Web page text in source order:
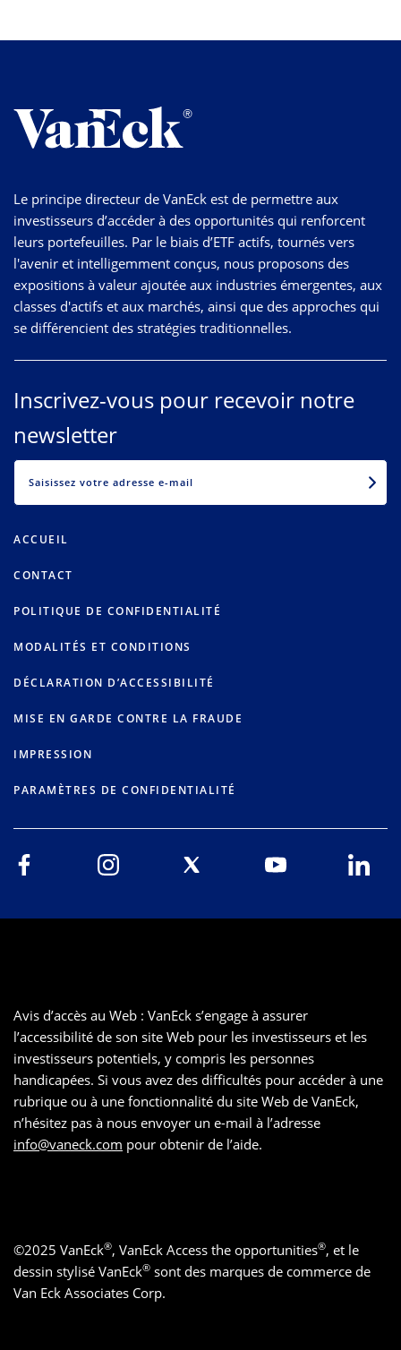
Le principe directeur de VanEck est de permettre aux
investisseurs d’accéder à des opportunités qui renforcent
leurs portefeuilles. Par le biais d’ETF actifs, tournés vers
l'avenir et intelligemment conçus, nous proposons des
expositions à valeur ajoutée aux industries émergentes, aux
classes d'actifs et aux marchés, ainsi que des approches qui
se différencient des stratégies traditionnelles.
Inscrivez-vous pour recevoir notre
newsletter
ACCUEIL
CONTACT
POLITIQUE DE CONFIDENTIALITÉ
MODALITÉS ET CONDITIONS
DÉCLARATION D’ACCESSIBILITÉ
MISE EN GARDE CONTRE LA FRAUDE
IMPRESSION
PARAMÈTRES DE CONFIDENTIALITÉ
Avis d’accès au Web : VanEck s’engage à assurer
l’accessibilité de son site Web pour les investisseurs et les
investisseurs potentiels, y compris les personnes
handicapées. Si vous avez des difficultés pour accéder à une
rubrique ou à une fonctionnalité du site Web de VanEck,
n’hésitez pas à nous envoyer un e-mail à l’adresse
info@vaneck.com pour obtenir de l’aide.
©2025 VanEck®, VanEck Access the opportunities®, et le
dessin stylisé VanEck® sont des marques de commerce de
Van Eck Associates Corp.